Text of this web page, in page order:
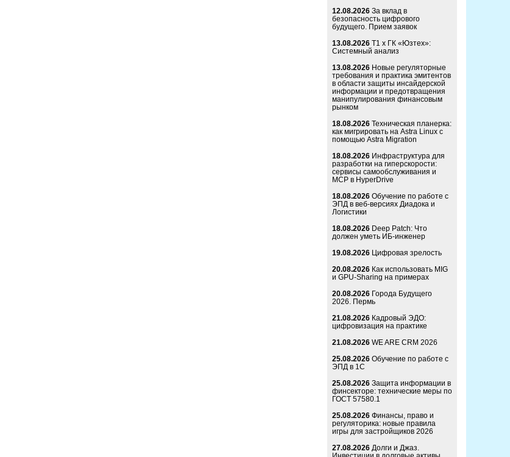
12.08.2026 За вклад в
безопасность цифрового
будущего. Прием заявок
13.08.2026 Т1 x ГК «Юзтех»:
Системный анализ
13.08.2026 Новые регуляторные
требования и практика эмитентов
в области защиты инсайдерской
информации и предотвращения
манипулирования финансовым
рынком
18.08.2026 Техническая планерка:
как мигрировать на Astra Linux с
помощью Astra Migration
18.08.2026 Инфраструктура для
разработки на гиперскорости:
сервисы самообслуживания и
MCP в HyperDrive
18.08.2026 Обучение по работе с
ЭПД в веб-версиях Диадока и
Логистики
18.08.2026 Deep Patch: Что
должен уметь ИБ-инженер
19.08.2026 Цифровая зрелость
20.08.2026 Как использовать MIG
и GPU-Sharing на примерах
20.08.2026 Города Будущего
2026. Пермь
21.08.2026 Кадровый ЭДО:
цифровизация на практике
21.08.2026 WE ARE CRM 2026
25.08.2026 Обучение по работе с
ЭПД в 1С
25.08.2026 Защита информации в
финсекторе: технические меры по
ГОСТ 57580.1
25.08.2026 Финансы, право и
регуляторика: новые правила
игры для застройщиков 2026
27.08.2026 Долги и Джаз.